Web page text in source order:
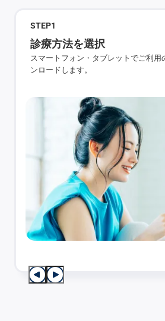
STEP1
診療方法を選択
スマートフォン・タブレットでご利用
ンロードします。